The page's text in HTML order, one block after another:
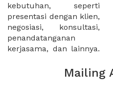
kebutuhan, seperti
presentasi dengan klien,
negosiasi, konsultasi,
penandatanganan
kerjasama, dan lainnya.
membuat klien Anda
puas dengan meeting
Mailing